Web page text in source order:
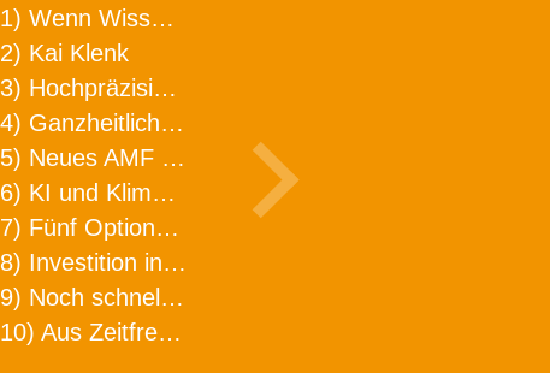
1) Wenn Wissen geht, kann ARNO WERKZEUGE helfen
2) Kai Klenk
3) Hochpräzision in neuer Dimension
4) Ganzheitlicher Ansatz für mehr Effizienz und Produktivität in der Zerspanung
5) Neues AMF Logistikzentrum feierlich eröffnet
6) KI und Klimaschutz im Schaltanlagenbau
7) Fünf Optionen, wie man Zeitfresser in Effizienz umwandelt
8) Investition in Fellbach mit nachhaltiger Logistik und Lagerfläche
9) Noch schnellere Lieferung
10) Aus Zeitfressern wird Effizienz